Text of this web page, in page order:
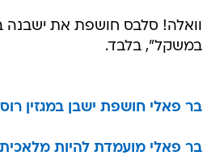
וואלה! סלבס חושפת את ישבנה
במשקל", בלבד.
בר פאלי חושפת ישבן במגזין
בר פאלי מועמדת להיות מלאכית